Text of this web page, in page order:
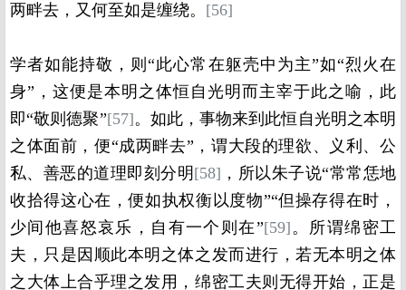
两畔去，又何至如是缠绕。 [56]
学者如能持敬，则“此心常在躯壳中为主”如“烈火在
身”，这便是本明之体恒自光明而主宰于此之喻，此
即“敬则德聚”[57]。如此，事物来到此恒自光明之本明
之体面前，便“成两畔去”，谓大段的理欲、义利、公
私、善恶的道理即刻分明 [58] ，所以朱子说“常常恁地
收拾得这心在，便如执权衡以度物”“但操存得在时，
少间他喜怒哀乐，自有一个则在”[59]。所谓绵密工
夫，只是因顺此本明之体之发而进行，若无本明之体
之大体上合乎理之发用，绵密工夫则无得开始，正是